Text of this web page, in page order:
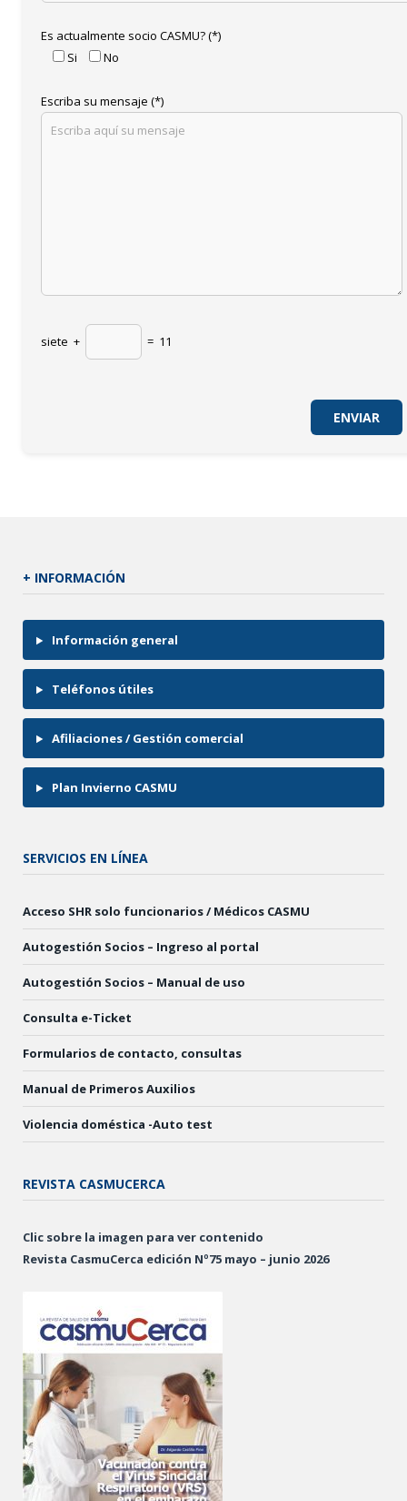
Es actualmente socio CASMU? (*)
Si
No
Escriba su mensaje (*)
siete + = 11
+ INFORMACIÓN
Información general
Teléfonos útiles
Afiliaciones / Gestión comercial
Plan Invierno CASMU
SERVICIOS EN LÍNEA
Acceso SHR solo funcionarios / Médicos CASMU
Autogestión Socios – Ingreso al portal
Autogestión Socios – Manual de uso
Consulta e-Ticket
Formularios de contacto, consultas
Manual de Primeros Auxilios
Violencia doméstica -Auto test
REVISTA CASMUCERCA
Clic sobre la imagen para ver contenido
Revista CasmuCerca edición Nº75 mayo – junio 2026